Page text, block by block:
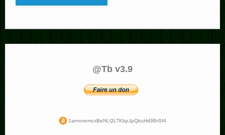
@Tb v3.9
1arnovemcxBeNLQLTKbpJpQkuHd9BrSf4